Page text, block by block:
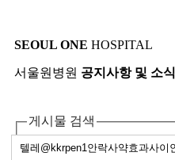
SEOUL ONE HOSPITAL
서울원병원 공지사항 및 소식
게시물 검색